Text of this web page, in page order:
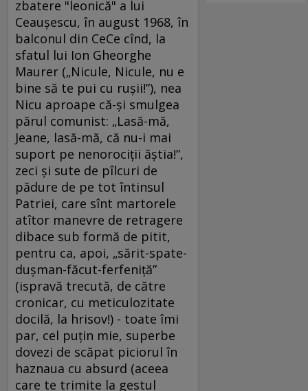
zbatere "leonică" a lui
Ceauşescu, în august 1968, în
balconul din CeCe cînd, la
sfatul lui Ion Gheorghe
Maurer („Nicule, Nicule, nu e
bine să te pui cu ruşii!”), nea
Nicu aproape că-şi smulgea
părul comunist: „Lasă-mă,
Jeane, lasă-mă, că nu-i mai
suport pe nenorociţii ăştia!”,
zeci şi sute de pîlcuri de
pădure de pe tot întinsul
Patriei, care sînt martorele
atîtor manevre de retragere
dibace sub formă de pitit,
pentru ca, apoi, „sărit-spate-
duşman-făcut-ferfeniţă”
(ispravă trecută, de către
cronicar, cu meticulozitate
docilă, la hrisov!) - toate îmi
par, cel puţin mie, superbe
dovezi de scăpat piciorul în
haznaua cu absurd (aceea
care te trimite la gestul